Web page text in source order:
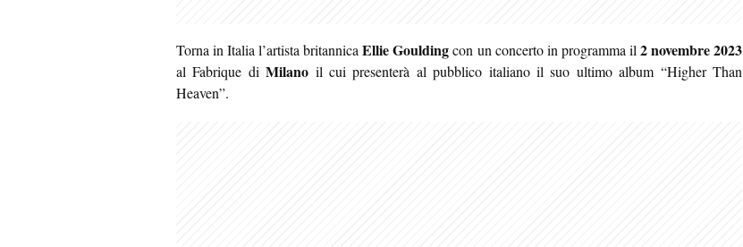
Torna in Italia l’artista britannicaEllie Gouldingcon un concerto in programma il2 novembre 2023
al Fabrique diMilano il cui presenterà al pubblico italiano il suo ultimo album “Higher Than
Heaven”.